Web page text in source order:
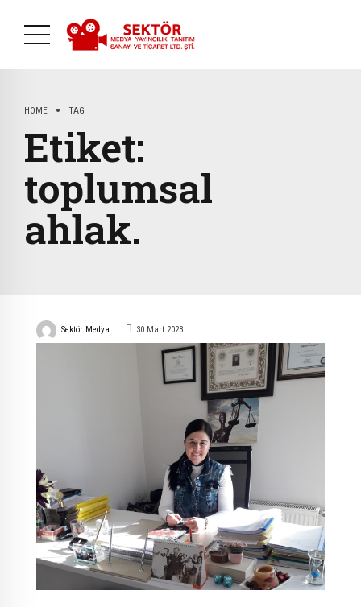
HOME TAG
Etiket:
toplumsal
ahlak.
Sektör Medya 30 Mart 2023